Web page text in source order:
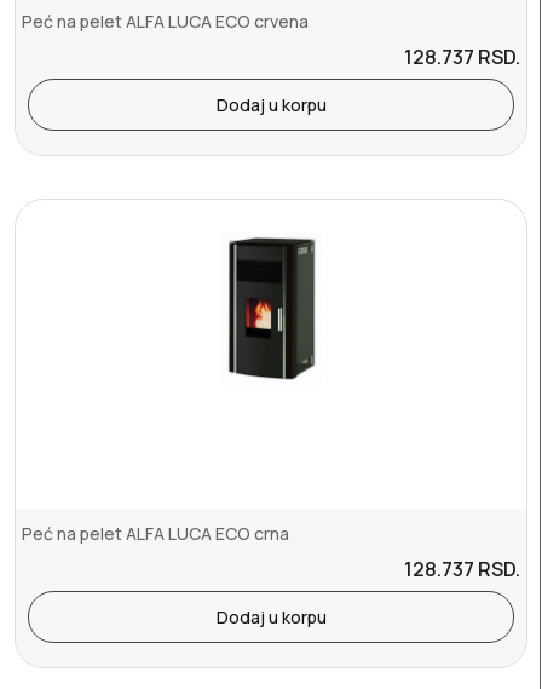
Peć na pelet ALFA LUCA ECO crvena
128.737 RSD.
Dodaj u korpu
Peć na pelet ALFA LUCA ECO crna
128.737 RSD.
Dodaj u korpu